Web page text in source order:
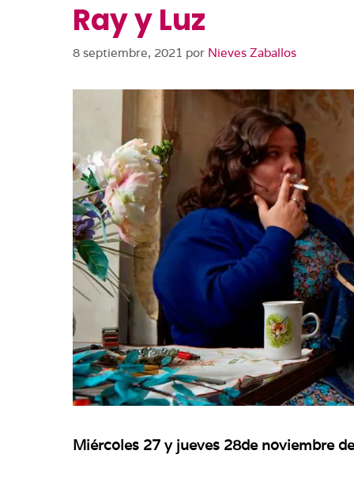
Ray y Luz
8 septiembre, 2021 por Nieves Zaballos
Miércoles 27 y jueves 28de noviembre